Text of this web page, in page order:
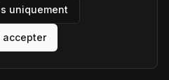
artificielle, vous aidant à
IA.
uniquement
accepter